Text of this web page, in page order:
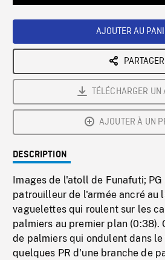
AJOUTER AU
PARTAGER
TÉLÉCHARGER UN
AJOUTER À UN
DESCRIPTION
Images de l'atoll de Funafuti;
patrouilleur de l'armée ancré au
vaguelettes qui roulent sur les
palmiers au premier plan (0:38).
de palmiers qui ondulent dans
quelques PR d'une branche de